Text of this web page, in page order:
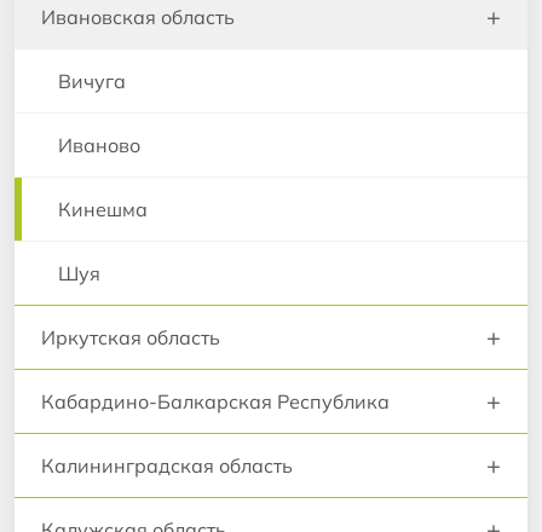
Ивановская область +
Вичуга
Иваново
Кинешма
Шуя
Иркутская область +
Кабардино-Балкарская Республика +
Калининградская область +